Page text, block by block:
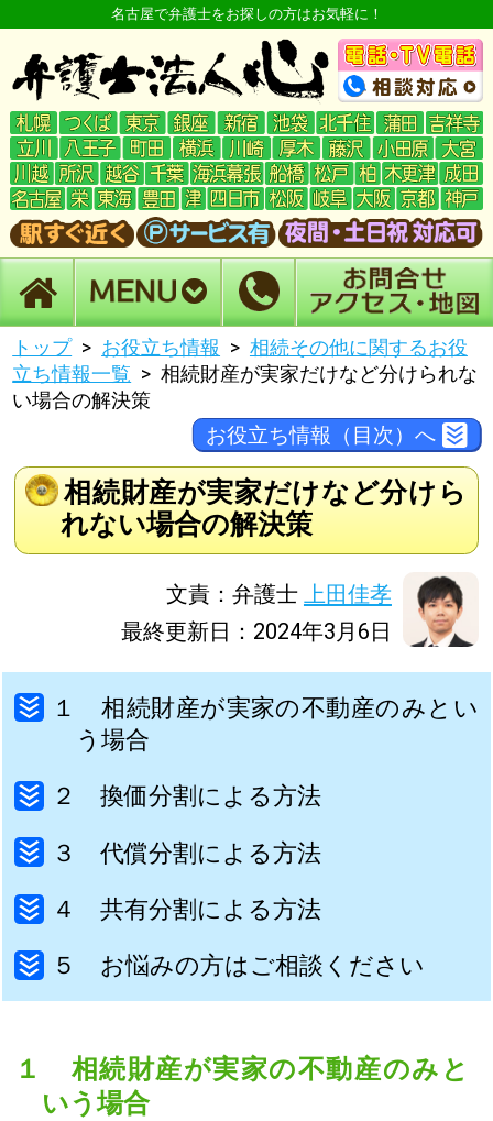
名古屋で弁護士をお探しの方はお気軽に！
トップ お役立ち情報
相続その他に関するお役
立ち情報一覧
相続財産が実家だけなど分けられな
い場合の解決策
お役立ち情報（目次）へ
相続財産が実家だけなど分けら
れない場合の解決策
文責：弁護士 上田佳孝
最終更新日：2024年3月6日
１ 相続財産が実家の不動産のみとい
う場合
２ 換価分割による方法
３ 代償分割による方法
４ 共有分割による方法
５ お悩みの方はご相談ください
１ 相続財産が実家の不動産のみと
いう場合